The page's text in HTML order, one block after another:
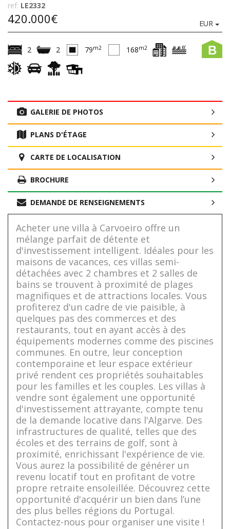
ref. LE2332
420.000€ EUR
B
2 2 79m2 168m2
GALERIE DE PHOTOS
PLANS D'ÉTAGE
CARTE DE LOCALISATION
BROCHURE
DEMANDE DE RENSEIGNEMENTS
Acheter une villa à Carvoeiro offre un
mélange parfait de détente et
d'investissement intelligent. Idéales pour les
maisons de vacances, ces villas semi-
détachées avec 2 chambres et 2 salles de
bains se trouvent à proximité de plages
magnifiques et de attractions locales. Vous
profiterez d'un cadre de vie paisible, à
quelques pas des commerces et des
restaurants, tout en ayant accès à des
équipements modernes comme des piscines
communes. En outre, leur conception
contemporaine et leur espace extérieur
privé rendent ces propriétés souhaitables
pour les familles et les couples. Les villas à
vendre sont également une opportunité
d'investissement attrayante, compte tenu
de la demande locative dans l'Algarve. Des
infrastructures de qualité, telles que des
écoles et des terrains de golf, sont à
proximité, enrichissant l'expérience de vie.
Vous aurez la possibilité de générer un
revenu locatif tout en profitant de votre
propre retraite ensoleillée. Découvrez cette
opportunité d'acquérir un bien dans l’une
des plus belles régions du Portugal.
Contactez-nous pour organiser une visite !